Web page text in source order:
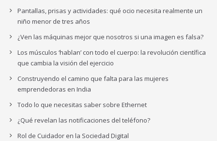
Pantallas, prisas y actividades: qué ocio necesita realmente un
niño menor de tres años
¿Ven las máquinas mejor que nosotros si una imagen es falsa?
Los músculos ‘hablan’ con todo el cuerpo: la revolución científica
que cambia la visión del ejercicio
Construyendo el camino que falta para las mujeres
emprendedoras en India
Todo lo que necesitas saber sobre Ethernet
¿Qué revelan las notificaciones del teléfono?
Rol de Cuidador en la Sociedad Digital